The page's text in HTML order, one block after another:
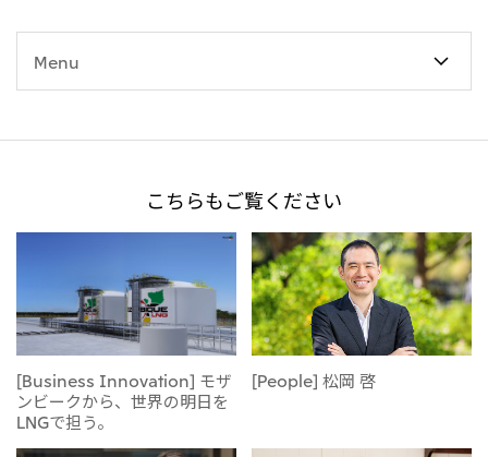
Menu
こちらもご覧ください
[Business Innovation] モザ
ンビークから、世界の明日を
LNGで担う。
[People] 松岡 啓